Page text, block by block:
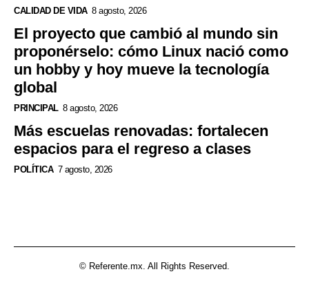
CALIDAD DE VIDA 8 agosto, 2026
El proyecto que cambió al mundo sin
proponérselo: cómo Linux nació como
un hobby y hoy mueve la tecnología
global
PRINCIPAL 8 agosto, 2026
Más escuelas renovadas: fortalecen
espacios para el regreso a clases
POLÍTICA 7 agosto, 2026
© Referente.mx. All Rights Reserved.